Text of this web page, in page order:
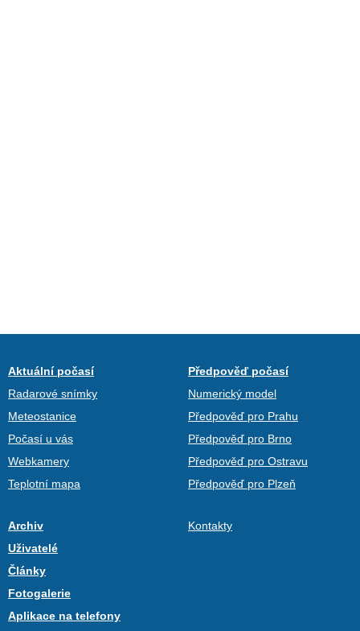
Aktuální počasí
Radarové snímky
Meteostanice
Počasí u vás
Webkamery
Teplotní mapa
Předpověď počasí
Numerický model
Předpověď pro Prahu
Předpověď pro Brno
Předpověď pro Ostravu
Předpověď pro Plzeň
Archiv
Uživatelé
Články
Fotogalerie
Aplikace na telefony
Kontakty